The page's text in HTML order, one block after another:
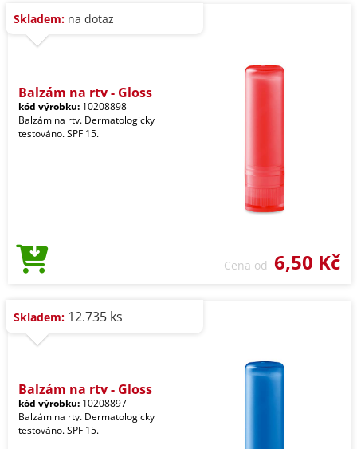
Skladem: na dotaz
Balzám na rty - Gloss
kód výrobku: 10208898
Balzám na rty. Dermatologicky
testováno. SPF 15.
Cena od 6,50 Kč
Skladem: 12.735 ks
Balzám na rty - Gloss
kód výrobku: 10208897
Balzám na rty. Dermatologicky
testováno. SPF 15.